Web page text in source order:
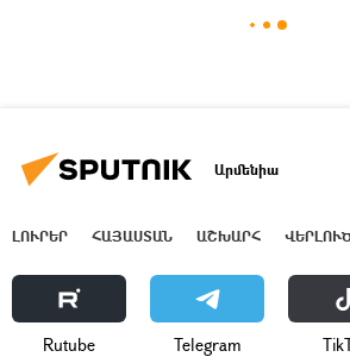
Արմենիա
ԼՈՒՐԵՐ ՀԱՅԱՍՏԱՆ ԱՇԽԱՐՀ
Rutube Telegram